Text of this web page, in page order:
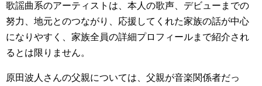
歌謡曲系のアーティストは、本人の歌声、デビューまでの
努力、地元とのつながり、応援してくれた家族の話が中心
になりやすく、家族全員の詳細プロフィールまで紹介され
るとは限りません。
原田波人さんの父親については、父親が音楽関係者だっ